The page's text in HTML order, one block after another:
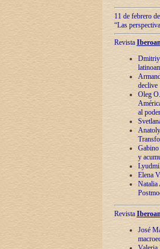
11 de febrero
“Las
Revista
Dmitriy
declive
Oleg
al poder
y
Elena
Natalia
Revista
José